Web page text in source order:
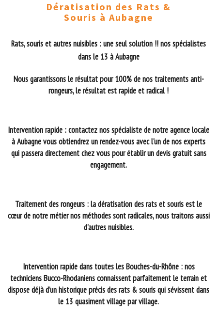
Dératisation des Rats &
Souris à Aubagne
Rats, souris et autres nuisibles : une seul solution !! nos spécialistes
dans le 13 à Aubagne
Nous garantissons le résultat pour 100% de nos traitements anti-
rongeurs, le résultat est rapide et radical !
Intervention rapide : contactez nos spécialiste de notre agence locale
à Aubagne vous obtiendrez un rendez-vous avec l'un de nos experts
qui passera directement chez vous pour établir un devis gratuit sans
engagement.
Traitement des rongeurs : la dératisation des rats et souris est le
cœur de notre métier nos méthodes sont radicales, nous traitons aussi
d'autres nuisibles.
Intervention rapide dans toutes les Bouches-du-Rhône : nos
techniciens Bucco-Rhodaniens connaissent parfaitement le terrain et
dispose déjà d’un historique précis des rats & souris qui sévissent dans
le 13 quasiment village par village.